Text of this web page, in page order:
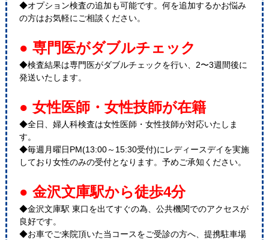
◆オプション検査の追加も可能です。何を追加するかお悩み
の方はお気軽にご相談ください。
● 専門医がダブルチェック
◆検査結果は専門医がダブルチェックを行い、2〜3週間後に
発送いたします。
● 女性医師・女性技師が在籍
◆全日、婦人科検査は女性医師・女性技師が対応いたしま
す。
◆毎週月曜日PM(13:00～15:30受付)にレディースデイを実施
しており女性のみの受付となります。予めご承知ください。
● 金沢文庫駅から徒歩4分
◆金沢文庫駅 東口を出てすぐの為、公共機関でのアクセスが
良好です。
◆お車でご来院頂いた当コースをご受診の方へ、提携駐車場